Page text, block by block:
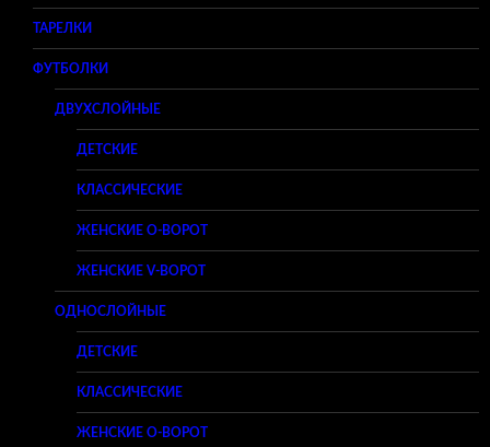
ТАРЕЛКИ
ФУТБОЛКИ
ДВУХСЛОЙНЫЕ
ДЕТСКИЕ
КЛАССИЧЕСКИЕ
ЖЕНСКИЕ O-ВОРОТ
ЖЕНСКИЕ V-ВОРОТ
ОДНОСЛОЙНЫЕ
ДЕТСКИЕ
КЛАССИЧЕСКИЕ
ЖЕНСКИЕ O-ВОРОТ